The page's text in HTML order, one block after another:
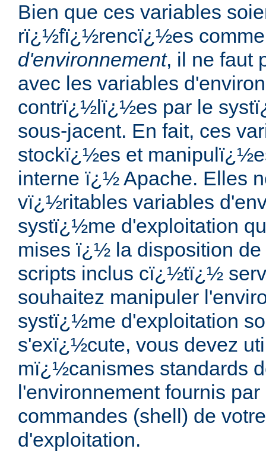
Bien que ces variables
rï¿½fï¿½rencï¿½es
d'environnement, il ne faut
avec les variables
contrï¿½lï¿½es par le
sous-jacent. En fait, ces
stockï¿½es et
interne ï¿½ Apache. Elles
vï¿½ritables variables
systï¿½me d'exploitation
mises ï¿½ la disposition de
scripts inclus cï¿½tï¿½
souhaitez manipuler
systï¿½me d'exploitation
s'exï¿½cute, vous devez
mï¿½canismes standards
l'environnement fournis
commandes (shell) de
d'exploitation.